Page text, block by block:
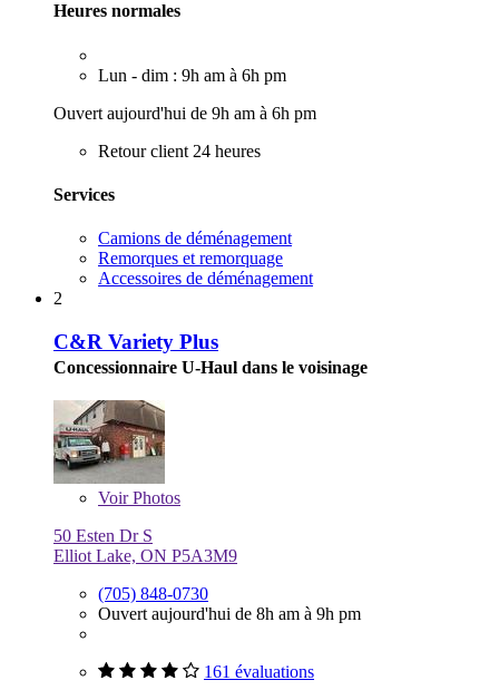
Heures normales
Lun - dim : 9h am à 6h pm
Ouvert aujourd'hui de 9h am à 6h pm
Retour client 24 heures
Services
Camions de déménagement
Remorques et remorquage
Accessoires de déménagement
2
C&R Variety Plus
Concessionnaire U-Haul dans le voisinage
VoirPhotos
50 Esten Dr S
Elliot Lake, ON P5A3M9
(705) 848-0730
Ouvert aujourd'hui de 8h am à 9h pm
161 évaluations